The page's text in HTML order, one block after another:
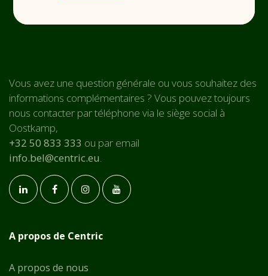
Vous avez une question générale ou vous souhaitez des
informations complémentaires ? Vous pouvez toujours
nous contacter par téléphone via le siège social à
Oostkamp,
+32 50 833 333 ou par email
info.bel@centric.eu.
A propos de Centric
A propos de nous